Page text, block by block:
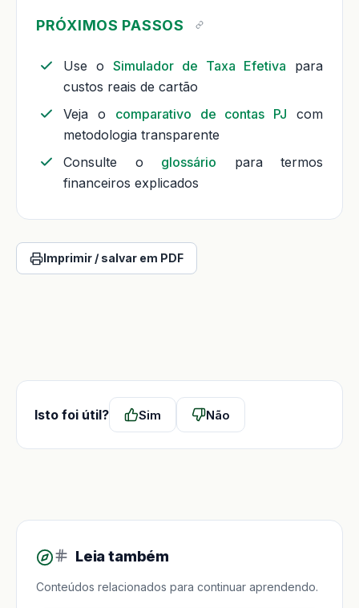
PRÓXIMOS PASSOS
Use o Simulador de Taxa Efetiva para
custos reais de cartão
Veja o comparativo de contas PJ com
metodologia transparente
Consulte o glossário para termos
financeiros explicados
Imprimir / salvar em PDF
Isto foi útil? Sim Não
Leia também
Conteúdos relacionados para continuar aprendendo.